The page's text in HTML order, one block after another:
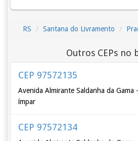
RS Santana do Livramento
Outros CEPs no
CEP 97572135
Avenida Almirante Saldanha da
ímpar
CEP 97572134